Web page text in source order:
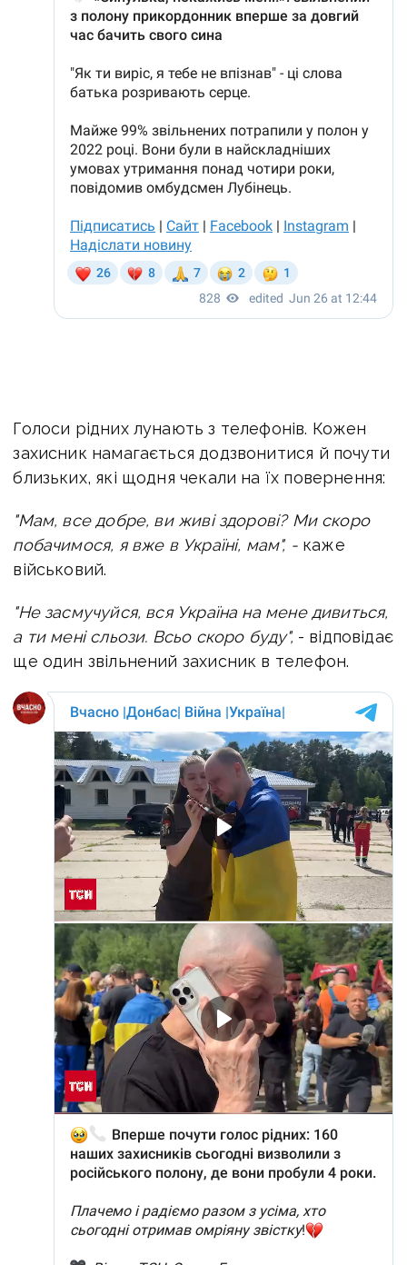
Голоси рідних лунають з телефонів. Кожен
захисник намагається додзвонитися й почути
близьких, які щодня чекали на їх повернення:
"Мам, все добре, ви живі здорові? Ми скоро
побачимося, я вже в Україні, мам", -каже
військовий.
"Не засмучуйся, вся Україна на мене дивиться,
а ти мені сльози. Всьо скоро буду", - відповідає
ще один звільнений захисник в телефон.